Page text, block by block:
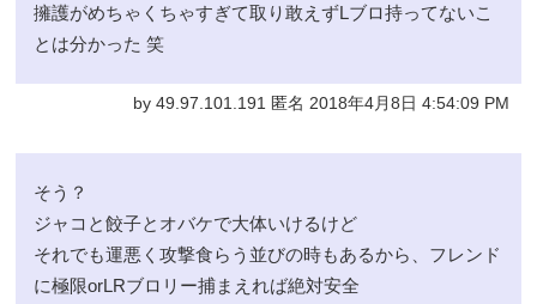
擁護がめちゃくちゃすぎて取り敢えずLブロ持ってないこ
とは分かった 笑
by 49.97.101.191 匿名 2018年4月8日 4:54:09 PM
そう？
ジャコと餃子とオバケで大体いけるけど
それでも運悪く攻撃食らう並びの時もあるから、フレンド
に極限orLRブロリー捕まえれば絶対安全